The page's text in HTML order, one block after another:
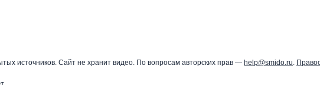
источников. Сайт не хранит видео. По вопросам авторских прав — help@smido.ru.